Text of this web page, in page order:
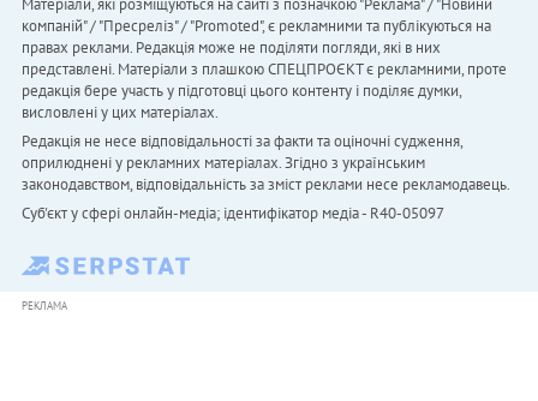
Матеріали, які розміщуються на сайті з позначкою "Реклама" / "Новини
компаній" / "Пресреліз" / "Promoted", є рекламними та публікуються на
правах реклами. Редакція може не поділяти погляди, які в них
представлені. Матеріали з плашкою СПЕЦПРОЄКТ є рекламними, проте
редакція бере участь у підготовці цього контенту і поділяє думки,
висловлені у цих матеріалах.
Редакція не несе відповідальності за факти та оціночні судження,
оприлюднені у рекламних матеріалах. Згідно з українським
законодавством, відповідальність за зміст реклами несе рекламодавець.
Cуб'єкт у сфері онлайн-медіа; ідентифікатор медіа - R40-05097
РЕКЛАМА